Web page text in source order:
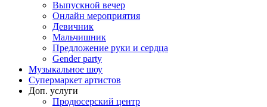
Выпускной вечер
Онлайн мероприятия
Девичник
Мальчишник
Предложение руки и сердца
Gender party
Музыкальное шоу
Супермаркет артистов
Доп. услуги
Продюсерский центр